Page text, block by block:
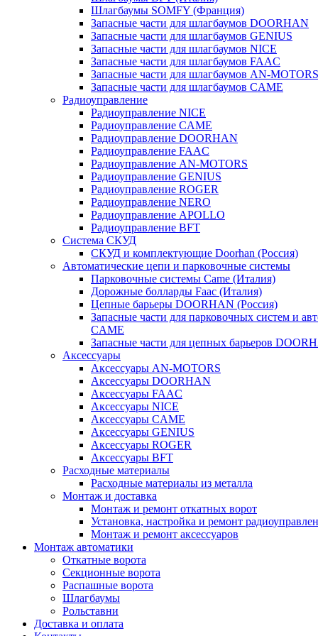
Шлагбаумы SOMFY (Франция)
Запасные части для шлагбаумов DOORHAN
Запасные части для шлагбаумов GENIUS
Запасные части для шлагбаумов NICE
Запасные части для шлагбаумов FAAC
Запасные части для шлагбаумов AN-MOTORS
Запасные части для шлагбаумов CAME
Радиоуправление
Радиоуправление NICE
Радиоуправление CAME
Радиоуправление DOORHAN
Радиоуправление FAAC
Радиоуправление AN-MOTORS
Радиоуправление GENIUS
Радиоуправление ROGER
Радиоуправление NERO
Радиоуправление APOLLO
Радиоуправление BFT
Система СКУД
СКУД и комплектующие Doorhan (Россия)
Автоматические цепи и парковочные системы
Парковочные системы Came (Италия)
Дорожные болларды Faac (Италия)
Цепные барьеры DOORHAN (Россия)
Запасные части для парковочных систем и
CAME
Запасные части для цепных барьеров
Аксессуары
Аксессуары AN-MOTORS
Аксесcуары DOORHAN
Аксесcуары FAAC
Аксесcуары NICE
Аксессуары CAME
Аксессуары GENIUS
Аксессуары ROGER
Аксесcуары BFT
Расходные материалы
Расходные материалы из металла
Монтаж и доставка
Монтаж и ремонт откатных ворот
Установка, настройка и ремонт
Монтаж и ремонт аксессуаров
Монтаж автоматики
Откатные ворота
Секционные ворота
Распашные ворота
Шлагбаумы
Рольставни
Доставка и оплата